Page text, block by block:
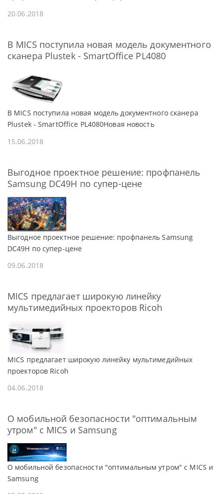
20.06.2018
В MICS поступила новая модель документного
сканера Plustek - SmartOffice PL4080
В MICS поступила новая модель документного сканера
Plustek - SmartOffice PL4080Новая новость
15.06.2018
Выгодное проектное решение: профпанель
Samsung DC49H по супер-цене
Выгодное проектное решение: профпанель Samsung
DC49H по супер-цене
09.06.2018
MICS предлагает широкую линейку
мультимедийных проекторов Ricoh
MICS предлагает широкую линейку мультимедийных
проекторов Ricoh
04.06.2018
О мобильной безопасности "оптимальным
утром" с MICS и Samsung
О мобильной безопасности "оптимальным утром" с MICS и
Samsung